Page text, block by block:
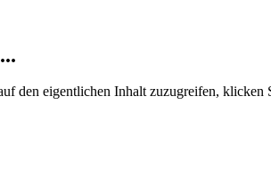
den eigentlichen Inhalt zuzugreifen, klicken